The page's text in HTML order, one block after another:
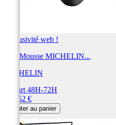
Exclusivité web !
BIB Mousse MICHELIN...
MICHELIN
Départ 48H-72H
152,52 €
Ajouter au panier